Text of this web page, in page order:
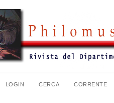
LOGIN CERCA
CORRENTE